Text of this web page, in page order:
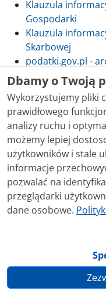
Klauzula
Gospodarki
Klauzula
Skarbowej
podatki.gov.pl -
Skontaktuj się z
Treści zamieszczone
bezpłatnie.
serwisie
korzystania, nie
Treści znaczone w
przedmiotem praw
stwierdzone inaczej,
Dbamy o Twoją
Wykorzystujemy pliki
prawidłowego
analizy ruchu i
możemy lepiej
użytkowników i stale
informacje
pozwalać na
przeglądarki
dane osobowe.